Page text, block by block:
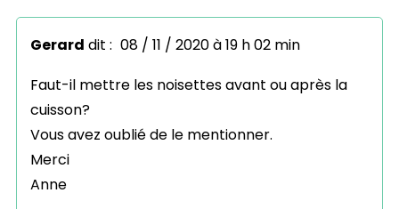
Gerard dit : 08 / 11 / 2020 à 19 h 02 min
Faut-il mettre les noisettes avant ou après la
cuisson?
Vous avez oublié de le mentionner.
Merci
Anne